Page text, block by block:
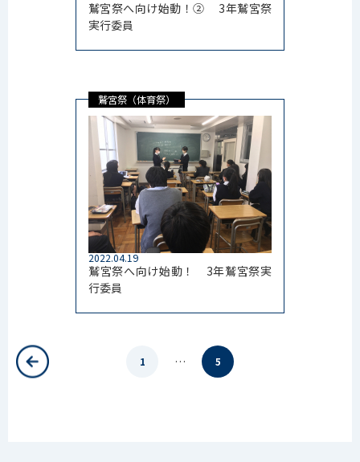
鷲宮祭へ向け始動！② 3年鷲宮祭
実行委員
鷲宮祭（体育祭）
2022.04.19
鷲宮祭へ向け始動！ 3年鷲宮祭実
行委員
1 … 5